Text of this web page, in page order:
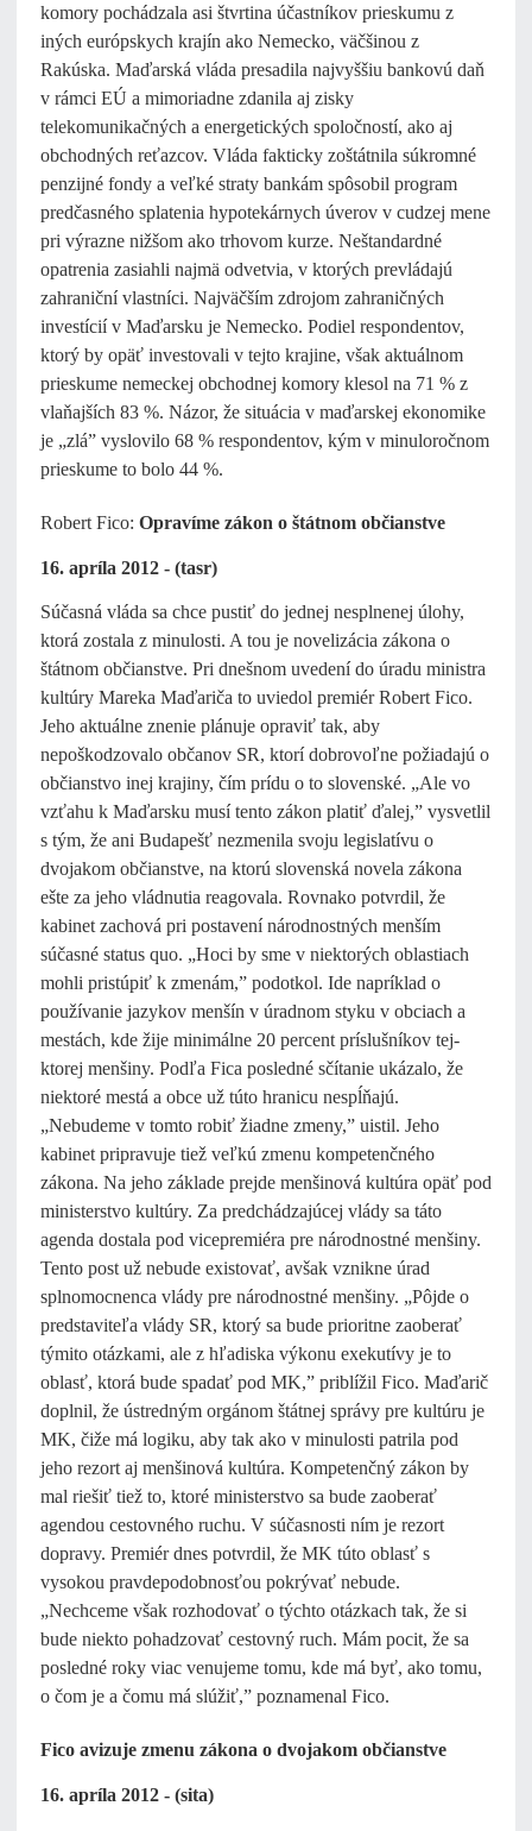
komory pochádzala asi štvrtina účastníkov prieskumu z
iných európskych krajín ako Nemecko, väčšinou z
Rakúska. Maďarská vláda presadila najvyššiu bankovú daň
v rámci EÚ a mimoriadne zdanila aj zisky
telekomunikačných a energetických spoločností, ako aj
obchodných reťazcov. Vláda fakticky zoštátnila súkromné
penzijné fondy a veľké straty bankám spôsobil program
predčasného splatenia hypotekárnych úverov v cudzej mene
pri výrazne nižšom ako trhovom kurze. Neštandardné
opatrenia zasiahli najmä odvetvia, v ktorých prevládajú
zahraniční vlastníci. Najväčším zdrojom zahraničných
investícií v Maďarsku je Nemecko. Podiel respondentov,
ktorý by opäť investovali v tejto krajine, však aktuálnom
prieskume nemeckej obchodnej komory klesol na 71 % z
vlaňajších 83 %. Názor, že situácia v maďarskej ekonomike
je „zlá” vyslovilo 68 % respondentov, kým v minuloročnom
prieskume to bolo 44 %.
Robert Fico: Opravíme zákon o štátnom občianstve
16. apríla 2012 - (tasr)
Súčasná vláda sa chce pustiť do jednej nesplnenej úlohy,
ktorá zostala z minulosti. A tou je novelizácia zákona o
štátnom občianstve. Pri dnešnom uvedení do úradu ministra
kultúry Mareka Maďariča to uviedol premiér Robert Fico.
Jeho aktuálne znenie plánuje opraviť tak, aby
nepoškodzovalo občanov SR, ktorí dobrovoľne požiadajú o
občianstvo inej krajiny, čím prídu o to slovenské. „Ale vo
vzťahu k Maďarsku musí tento zákon platiť ďalej,” vysvetlil
s tým, že ani Budapešť nezmenila svoju legislatívu o
dvojakom občianstve, na ktorú slovenská novela zákona
ešte za jeho vládnutia reagovala. Rovnako potvrdil, že
kabinet zachová pri postavení národnostných menším
súčasné status quo. „Hoci by sme v niektorých oblastiach
mohli pristúpiť k zmenám,” podotkol. Ide napríklad o
používanie jazykov menšín v úradnom styku v obciach a
mestách, kde žije minimálne 20 percent príslušníkov tej-
ktorej menšiny. Podľa Fica posledné sčítanie ukázalo, že
niektoré mestá a obce už túto hranicu nespĺňajú.
„Nebudeme v tomto robiť žiadne zmeny,” uistil. Jeho
kabinet pripravuje tiež veľkú zmenu kompetenčného
zákona. Na jeho základe prejde menšinová kultúra opäť pod
ministerstvo kultúry. Za predchádzajúcej vlády sa táto
agenda dostala pod vicepremiéra pre národnostné menšiny.
Tento post už nebude existovať, avšak vznikne úrad
splnomocnenca vlády pre národnostné menšiny. „Pôjde o
predstaviteľa vlády SR, ktorý sa bude prioritne zaoberať
týmito otázkami, ale z hľadiska výkonu exekutívy je to
oblasť, ktorá bude spadať pod MK,” priblížil Fico. Maďarič
doplnil, že ústredným orgánom štátnej správy pre kultúru je
MK, čiže má logiku, aby tak ako v minulosti patrila pod
jeho rezort aj menšinová kultúra. Kompetenčný zákon by
mal riešiť tiež to, ktoré ministerstvo sa bude zaoberať
agendou cestovného ruchu. V súčasnosti ním je rezort
dopravy. Premiér dnes potvrdil, že MK túto oblasť s
vysokou pravdepodobnosťou pokrývať nebude.
„Nechceme však rozhodovať o týchto otázkach tak, že si
bude niekto pohadzovať cestovný ruch. Mám pocit, že sa
posledné roky viac venujeme tomu, kde má byť, ako tomu,
o čom je a čomu má slúžiť,” poznamenal Fico.
Fico avizuje zmenu zákona o dvojakom občianstve
16. apríla 2012 - (sita)